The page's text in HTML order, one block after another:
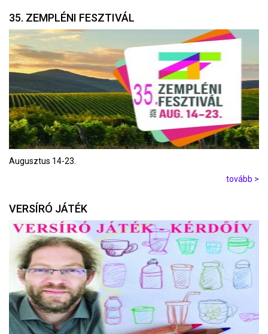
35. ZEMPLÉNI FESZTIVÁL
Augusztus 14-23.
tovább >
VERSÍRÓ JÁTÉK